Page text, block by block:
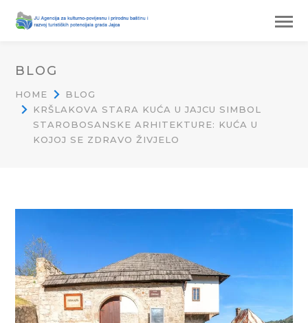
BLOG
HOME
BLOG
KRŠLAKOVA STARA KUĆA U JAJCU SIMBOL
STAROBOSANSKE ARHITEKTURE: KUĆA U
KOJOJ SE ZDRAVO ŽIVJELO